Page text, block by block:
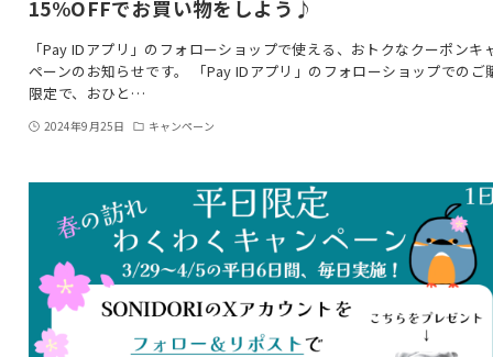
15%OFFでお買い物をしよう♪
「Pay IDアプリ」のフォローショップで使える、おトクなクーポンキ
ペーンのお知らせです。 「Pay IDアプリ」のフォローショップでのご
限定で、おひと…
2024年9月25日 キャンペーン